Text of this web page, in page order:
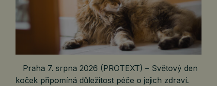
Praha 7. srpna 2026 (PROTEXT) – Světový den
koček připomíná důležitost péče o jejich zdraví.